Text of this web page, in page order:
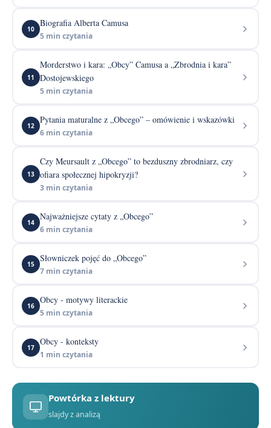
10
Biografia Alberta Camusa
5 min czytania
11
Morderstwo i kara: „Obcy” Camusa a „Zbrodnia i kara”
Dostojewskiego
5 min czytania
12
Pytania maturalne z „Obcego” – omówienie i wskazówki
6 min czytania
13
Czy Meursault z „Obcego” to bezduszny zbrodniarz, czy
ofiara społecznej hipokryzji?
3 min czytania
14
Najważniejsze cytaty z „Obcego”
6 min czytania
15
Słowniczek pojęć do „Obcego”
7 min czytania
16
Obcy - motywy literackie
5 min czytania
17
Obcy - konteksty
1 min czytania
Powtórka z lektury
slajdy z analizą